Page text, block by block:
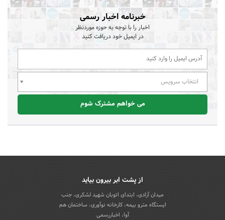
خبرنامه اخبار رسمی
اخبار را با توجه به حوزه موردنظر
در ایمیل خود دریافت کنید
انتخاب سرویس
می خواهم مشترک شوم
از پشت ابر بیرون بیاید
میدان آزادی، ابتدای اتوبان شهید لشکری، جنب
ایستگاه مترو بیمه، کارخانه نوآوری، ساختمان هم
آوا، اخباررسمی